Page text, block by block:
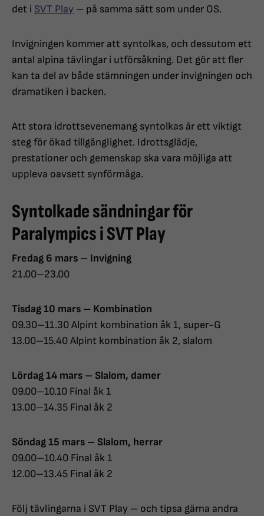
det i SVT Play – på samma sätt som under OS.
Invigningen kommer att syntolkas, och dessutom ett
antal alpina tävlingar i utförsåkning. Det gör att fler
kan ta del av både stämningen under invigningen och
dramatiken i backen.
Att stora idrottsevenemang syntolkas är ett viktigt
steg för ökad tillgänglighet. Idrottsglädje,
prestationer och gemenskap ska vara möjliga att
uppleva oavsett synförmåga.
Syntolkade sändningar för
Paralympics i SVT Play
Fredag 6 mars – Invigning
21.00–23.00
Tisdag 10 mars – Kombination
09.30–11.30 Alpint kombination åk 1, super-G
13.00–15.40 Alpint kombination åk 2, slalom
Lördag 14 mars – Slalom, damer
09.00–10.10 Final åk 1
13.00–14.35 Final åk 2
Söndag 15 mars – Slalom, herrar
09.00–10.40 Final åk 1
12.00–13.45 Final åk 2
Följ tävlingarna i SVT Play – och tipsa gärna andra